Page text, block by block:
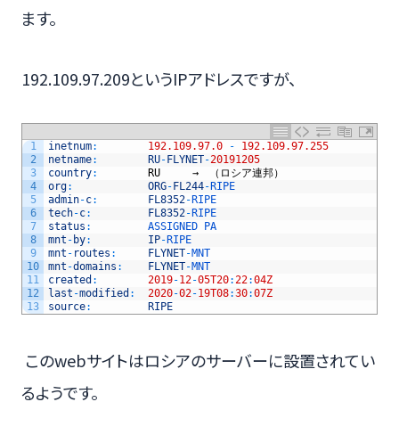
ます。
192.109.97.209というIPアドレスですが、
1
2
3
4
5
6
7
8
9
10
11
12
13
inetnum: 192.109.97.0 -
192.109.97.255
netname: RU- FLYNET-20191205
country: RU →　（ロシア連邦）
org: ORG- FL244- RIPE
admin-c: FL8352- RIPE
tech-c: FL8352- RIPE
status : ASSIGNED
PA
mnt - by: IP- RIPE
mnt - routes : FLYNET-MNT
mnt -domains : FLYNET-MNT
created : 2019-12-05T20:22:04Z
last -modified : 2020-02-19T08:30:07Z
source: RIPE
このwebサイトはロシアのサーバーに設置されてい
るようです。